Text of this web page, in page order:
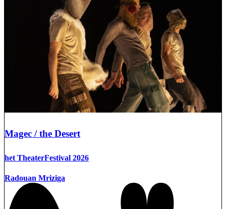
Magec / the Desert
het TheaterFestival 2026
Radouan Mriziga